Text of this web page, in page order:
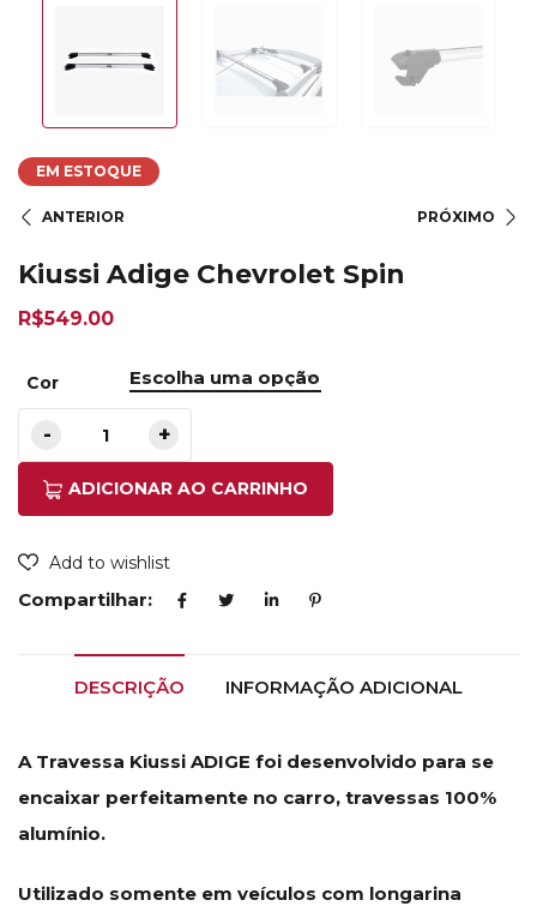
EM ESTOQUE
ANTERIOR PRÓXIMO
Kiussi Adige Chevrolet Spin
R$549.00
Cor
ADICIONAR AO CARRINHO
Add to wishlist
Compartilhar:
DESCRIÇÃO INFORMAÇÃO ADICIONAL
A Travessa Kiussi ADIGE foi desenvolvido para se
encaixar perfeitamente no carro, travessas 100%
alumínio.
Utilizado somente em veículos com longarina